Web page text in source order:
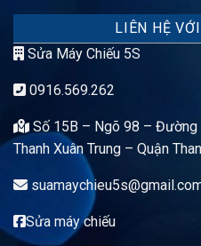
LIÊN HỆ
Sửa Máy Chiếu 5S
0916.569.262
Số 15B – Ngõ 98 –
Thanh Xuân Trung – Quận
Sửa máy chiếu